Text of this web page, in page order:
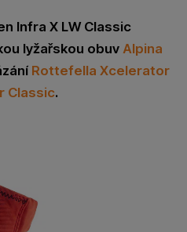
Infra X LW Classic
lyžařskou obuv Alpina
Rottefella Xcelerator
Classic.